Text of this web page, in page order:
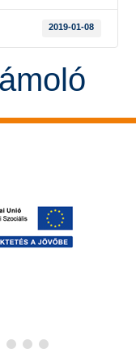
2019-01-08